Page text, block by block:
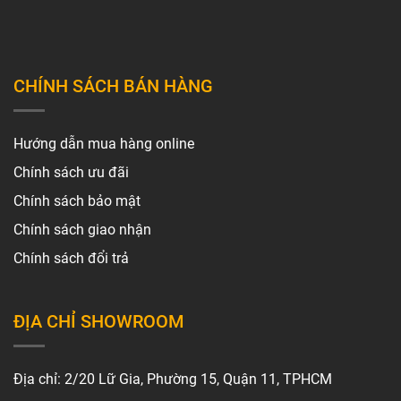
CHÍNH SÁCH BÁN HÀNG
Hướng dẫn mua hàng online
Chính sách ưu đãi
Chính sách bảo mật
Chính sách giao nhận
Chính sách đổi trả
ĐỊA CHỈ SHOWROOM
Địa chỉ: 2/20 Lữ Gia, Phường 15, Quận 11, TPHCM